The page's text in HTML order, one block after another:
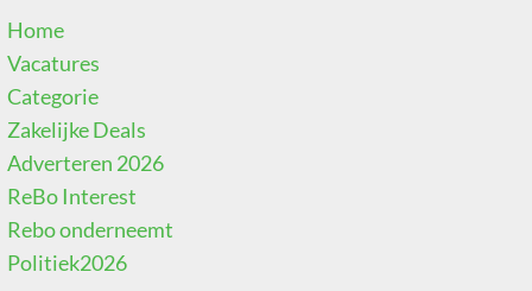
Home
Vacatures
Categorie
Zakelijke Deals
Adverteren 2026
ReBo Interest
Rebo onderneemt
Politiek2026